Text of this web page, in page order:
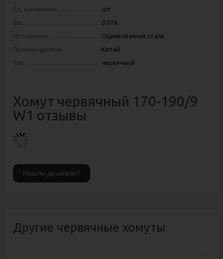
Ед. измерения
шт
Вес
0.074
Исполнение
Оцинкованная сталь
Производитель
Китай
Тип
червячный
Хомут червячный 170-190/9
W1 отзывы
Другие червячные хомуты